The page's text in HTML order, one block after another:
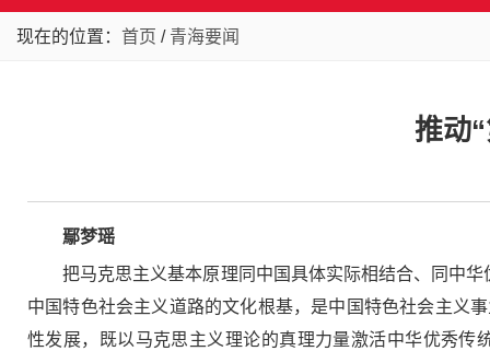
现在的位置： 首页 / 青海要闻
推动
鄢梦瑶
把马克思主义基本原理同中国具体实际相结合、同中
中国特色社会主义道路的文化根基，是中国特色社会主义
性发展，既以马克思主义理论的真理力量激活中华优秀